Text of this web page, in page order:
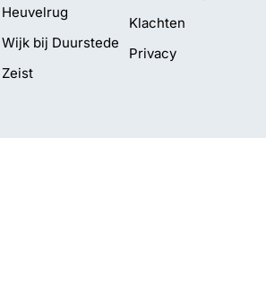
Heuvelrug
Wijk bij Duurstede
Zeist
Klachten
Privacy